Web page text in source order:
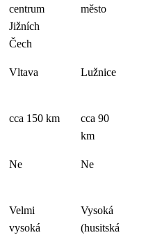
centrum
Jižních
Čech
město
Vltava Lužnice
cca 150 km
cca 90
km
Ne Ne
Velmi
vysoká
Vysoká
(husitská